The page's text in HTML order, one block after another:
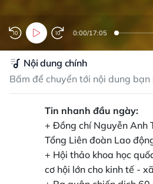
0:00/17:05
Nội dung chính
Bấm để chuyển tới nội dung bạn
Tin nhanh đầu ngày:
+ Đồng chí Nguyễn Anh
Tổng Liên đoàn Lao
+ Hội thảo khoa học
cơ hội lớn cho kinh tế -